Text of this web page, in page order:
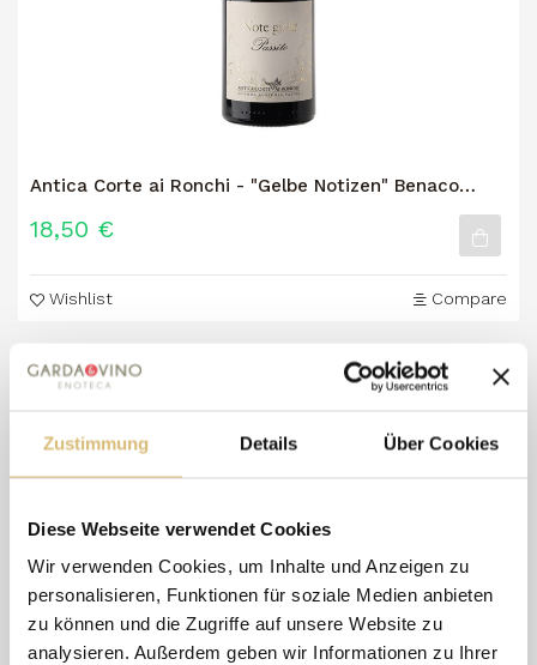
Zustimmung Details Über Cookies
Diese Webseite verwendet Cookies
Wir verwenden Cookies, um Inhalte und Anzeigen zu
personalisieren, Funktionen für soziale Medien anbieten
zu können und die Zugriffe auf unsere Website zu
analysieren. Außerdem geben wir Informationen zu Ihrer
Antica Corte ai Ronchi - "Gelbe Notizen" Benaco
18,50 €
Wishlist Compare